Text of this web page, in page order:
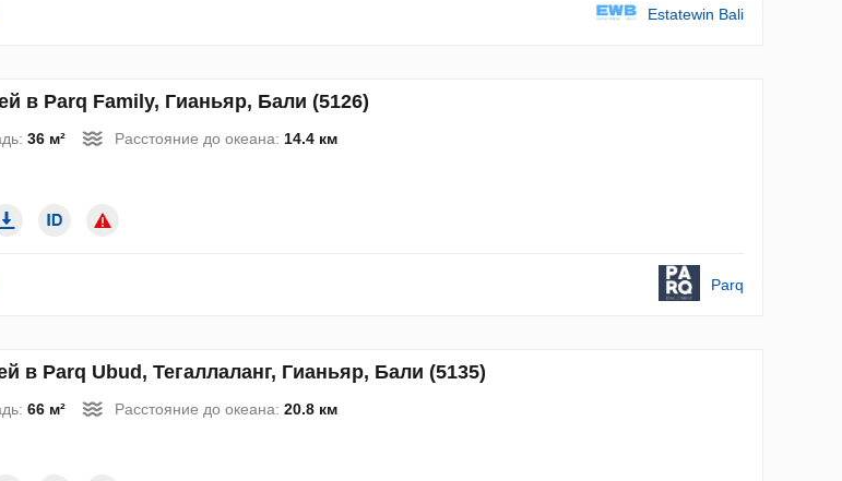
Estatewin Bali
в Parq Family, Гианьяр, Бали (5126)
36 м² Расстояние до океана: 14.4 км
Parq
в Parq Ubud, Тегаллаланг, Гианьяр, Бали (5135)
66 м² Расстояние до океана: 20.8 км